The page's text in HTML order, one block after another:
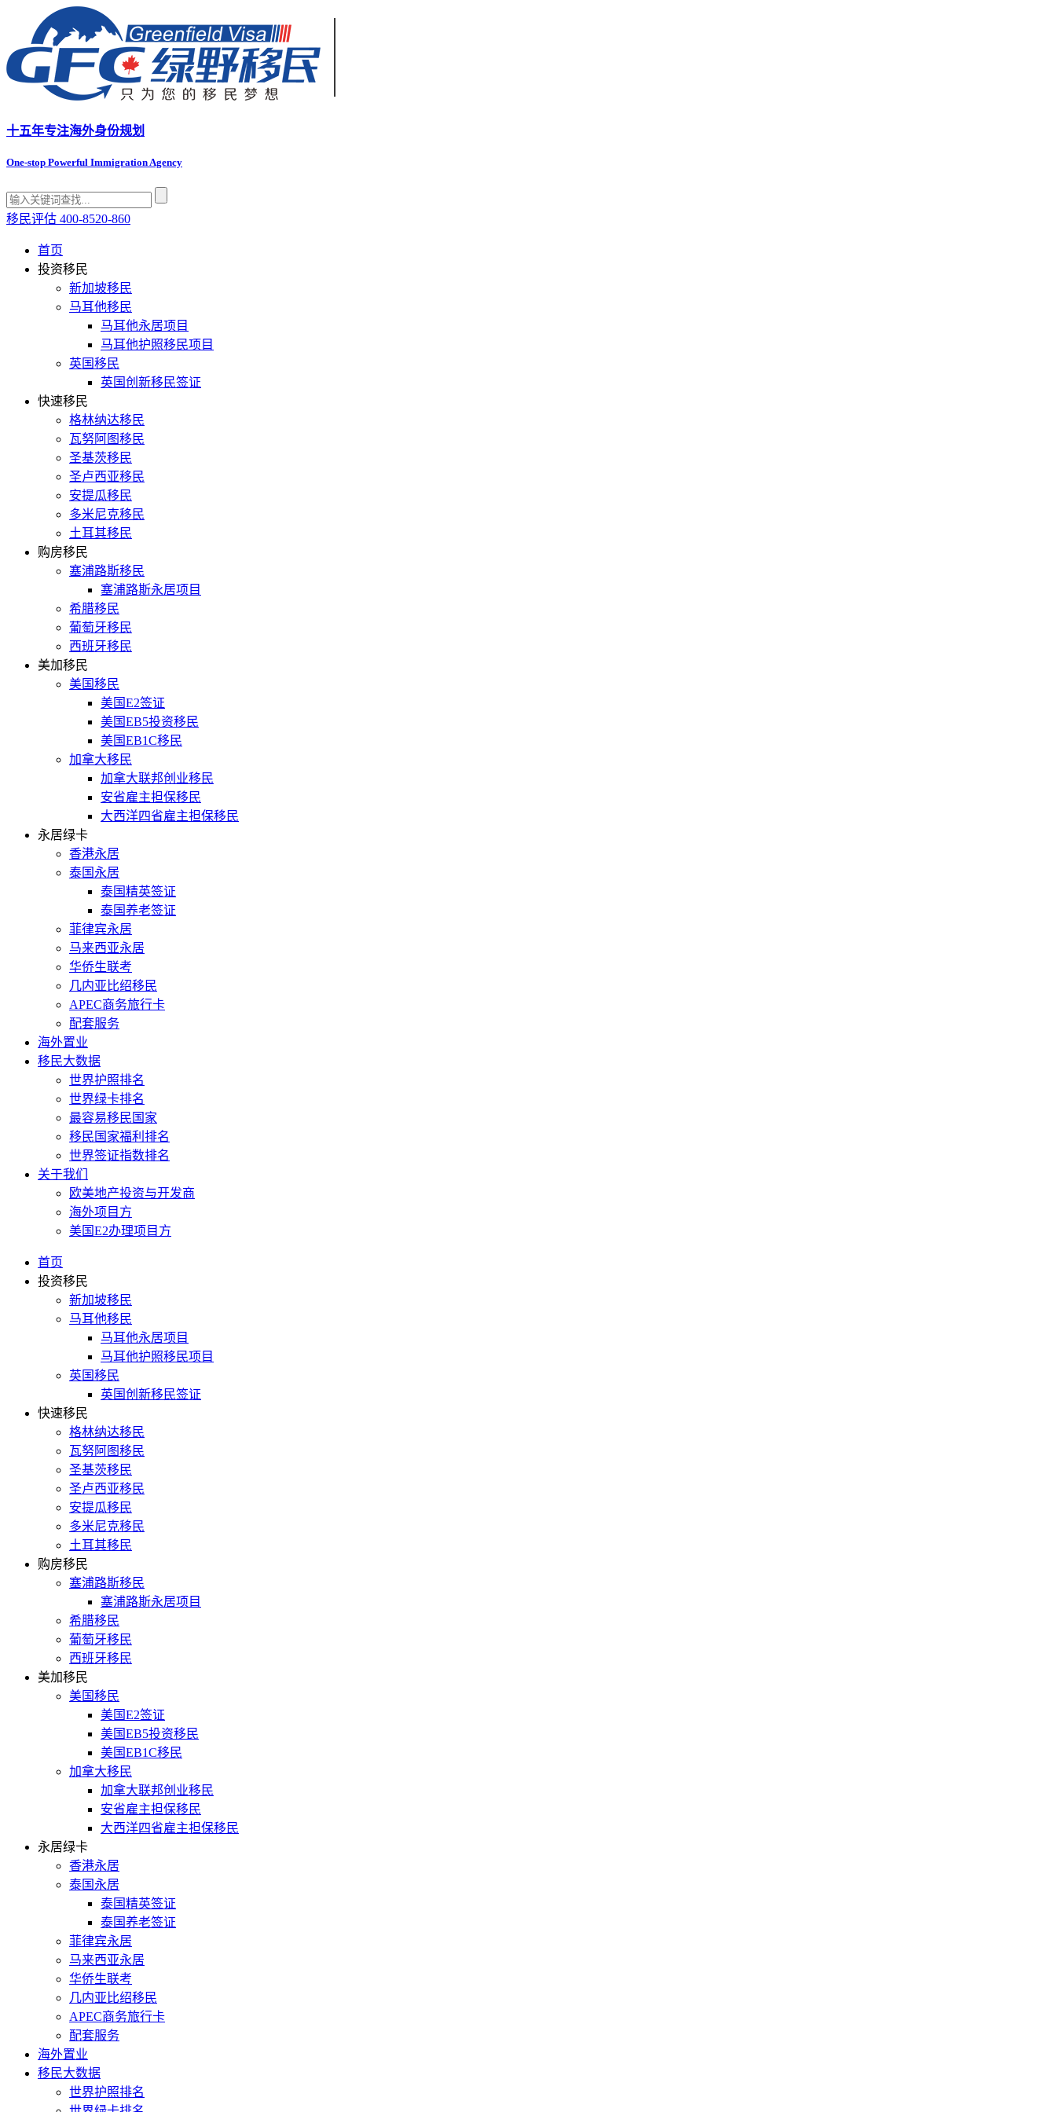
十五年专注海外身份规划
One-stop Powerful Immigration Agency
移民评估 400-8520-860
首页
投资移民
新加坡移民
马耳他移民
马耳他永居项目
马耳他护照移民项目
英国移民
英国创新移民签证
快速移民
格林纳达移民
瓦努阿图移民
圣基茨移民
圣卢西亚移民
安提瓜移民
多米尼克移民
土耳其移民
购房移民
塞浦路斯移民
塞浦路斯永居项目
希腊移民
葡萄牙移民
西班牙移民
美加移民
美国移民
美国E2签证
美国EB5投资移民
美国EB1C移民
加拿大移民
加拿大联邦创业移民
安省雇主担保移民
大西洋四省雇主担保移民
永居绿卡
香港永居
泰国永居
泰国精英签证
泰国养老签证
菲律宾永居
马来西亚永居
华侨生联考
几内亚比绍移民
APEC商务旅行卡
配套服务
海外置业
移民大数据
世界护照排名
世界绿卡排名
最容易移民国家
移民国家福利排名
世界签证指数排名
关于我们
欧美地产投资与开发商
海外项目方
美国E2办理项目方
首页
投资移民
新加坡移民
马耳他移民
马耳他永居项目
马耳他护照移民项目
英国移民
英国创新移民签证
快速移民
格林纳达移民
瓦努阿图移民
圣基茨移民
圣卢西亚移民
安提瓜移民
多米尼克移民
土耳其移民
购房移民
塞浦路斯移民
塞浦路斯永居项目
希腊移民
葡萄牙移民
西班牙移民
美加移民
美国移民
美国E2签证
美国EB5投资移民
美国EB1C移民
加拿大移民
加拿大联邦创业移民
安省雇主担保移民
大西洋四省雇主担保移民
永居绿卡
香港永居
泰国永居
泰国精英签证
泰国养老签证
菲律宾永居
马来西亚永居
华侨生联考
几内亚比绍移民
APEC商务旅行卡
配套服务
海外置业
移民大数据
世界护照排名